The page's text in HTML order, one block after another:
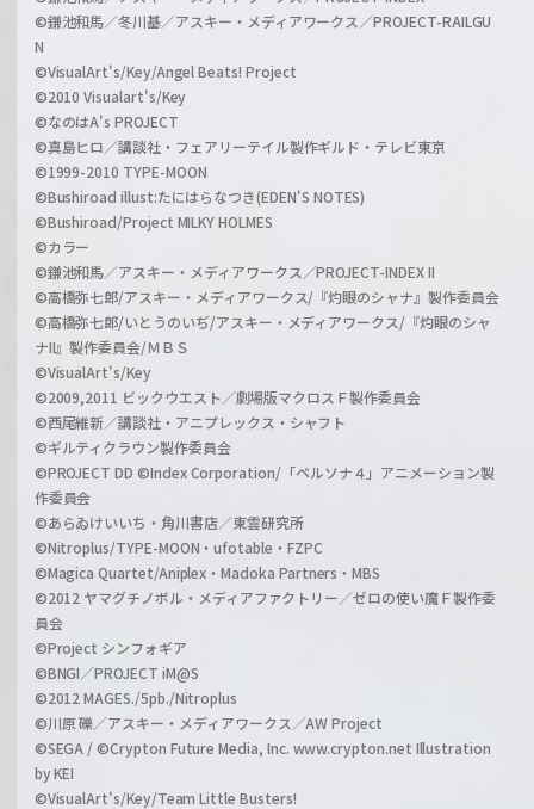
©鎌池和馬／冬川基／アスキー・メディアワークス／PROJECT-RAILGU
N
©VisualArt's/Key/Angel Beats! Project
©2010 Visualart's/Key
©なのはA's PROJECT
©真島ヒロ／講談社・フェアリーテイル製作ギルド・テレビ東京
©1999-2010 TYPE-MOON
©Bushiroad illust:たにはらなつき(EDEN'S NOTES)
©Bushiroad/Project MILKY HOLMES
©カラー
©鎌池和馬／アスキー・メディアワークス／PROJECT-INDEX II
©高橋弥七郎/アスキー・メディアワークス/『灼眼のシャナ』製作委員会
©高橋弥七郎/いとうのいぢ/アスキー・メディアワークス/『灼眼のシャ
ナII』製作委員会/ＭＢＳ
©VisualArt's/Key
©2009,2011 ビックウエスト／劇場版マクロスＦ製作委員会
©西尾維新／講談社・アニプレックス・シャフト
©ギルティクラウン製作委員会
©PROJECT DD ©Index Corporation/「ペルソナ４」アニメーション製
作委員会
©あらゐけいいち・角川書店／東雲研究所
©Nitroplus/TYPE-MOON・ufotable・FZPC
©Magica Quartet/Aniplex・Madoka Partners・MBS
©2012 ヤマグチノボル・メディアファクトリー／ゼロの使い魔Ｆ製作委
員会
©Project シンフォギア
©BNGI／PROJECT iM@S
©2012 MAGES./5pb./Nitroplus
©川原 礫／アスキー・メディアワークス／AW Project
©SEGA / ©Crypton Future Media, Inc. www.crypton.net Illustration
by KEI
©VisualArt's/Key/Team Little Busters!